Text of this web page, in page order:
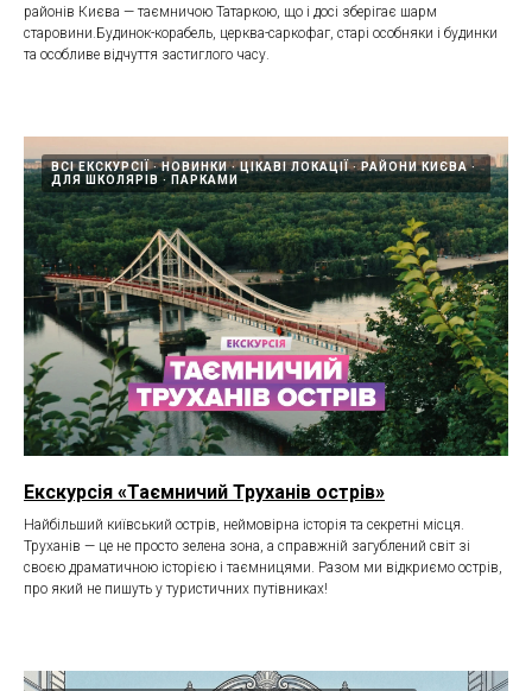
районів Києва — таємничою Татаркою, що і досі зберігає шарм
старовини.Будинок-корабель, церква-саркофаг, старі особняки і будинки
та особливе відчуття застиглого часу.
ВСІ ЕКСКУРСІЇ НОВИНКИ ЦІКАВІ ЛОКАЦІЇ
РАЙОНИ КИЄВА
ДЛЯ ШКОЛЯРІВ
ПАРКАМИ
Екскурсія «Таємничий Труханів острів»
Найбільший київський острів, неймовірна історія та секретні місця.
Труханів — це не просто зелена зона, а справжній загублений світ зі
своєю драматичною історією і таємницями. Разом ми відкриємо острів,
про який не пишуть у туристичних путівниках!